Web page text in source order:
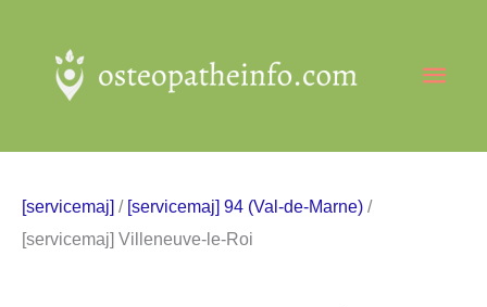
contenu
[servicemaj] / [servicemaj] 94 (Val-de-Marne) /
[servicemaj] Villeneuve-le-Roi